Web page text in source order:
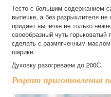
Тесто с большим содержанием
выпечке, а без разрыхлителя не
придает выпечке не только
своеобразный чуть
сделать с размягченным
шарики.
Духовку разогреваем до 200С.
Рецепт приготовления